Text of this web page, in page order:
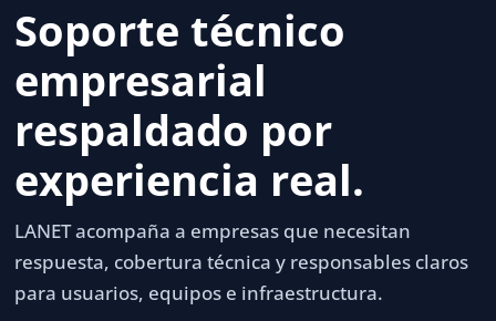
Soporte técnico
empresarial
respaldado por
experiencia real.
LANET acompaña a empresas que necesitan
respuesta, cobertura técnica y responsables claros
para usuarios, equipos e infraestructura.